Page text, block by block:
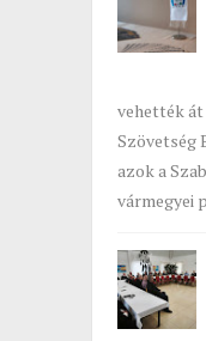
vehették
Szövetség
azok a
vármegyei